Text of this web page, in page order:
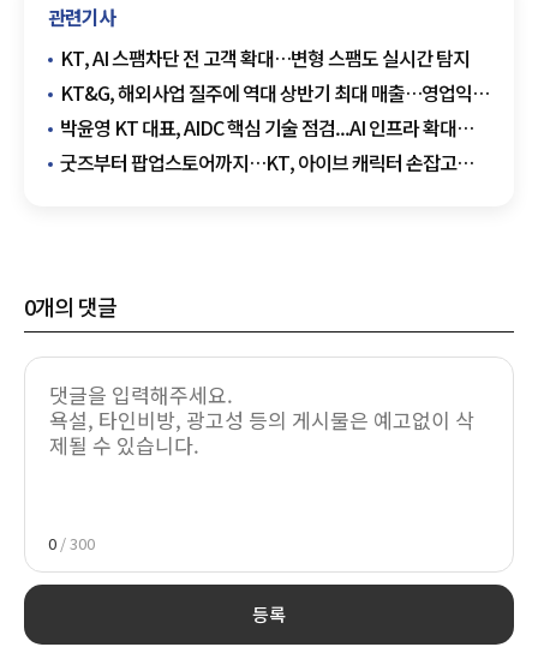
관련기사
KT, AI 스팸차단 전 고객 확대…변형 스팸도 실시간 탐지
KT&G, 해외사업 질주에 역대 상반기 최대 매출…영업익
4분기 연속 두 자릿수 성장
박윤영 KT 대표, AIDC 핵심 기술 점검...AI 인프라 확대
박차
굿즈부터 팝업스토어까지…KT, 아이브 캐릭터 손잡고
0개의 댓글
0 / 300
등록